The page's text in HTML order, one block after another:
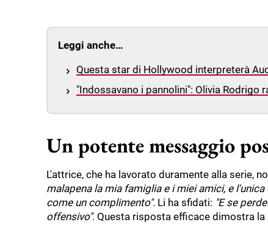
Leggi anche…
Questa star di Hollywood interpreterà
"Indossavano i pannolini": Olivia
Un potente messaggio
L'attrice, che ha lavorato duramente alla serie,
malapena la mia famiglia e i miei amici, e
come un complimento". Li ha sfidati: "E se
offensivo". Questa risposta efficace dimostra